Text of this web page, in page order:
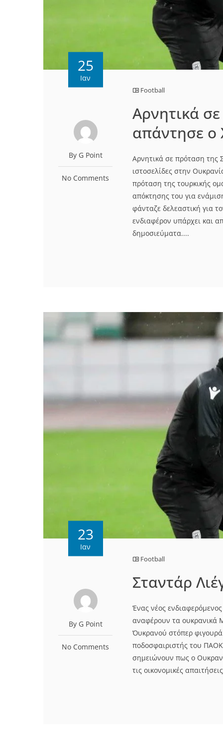
25
Ιαν
By G Point
No Comments
Football
Αρνητικά
απάντησε ο
Αρνητικά σε πρόταση της
ιστοσελίδες στην
πρόταση της τουρκικής
απόκτησης του για
φάνταζε δελεαστική για
ενδιαφέρον υπάρχει και
δημοσιεύματα....
23
Ιαν
By G Point
No Comments
Football
Σταντάρ
Ένας νέος
αναφέρουν τα ουκρανικά
Όυκρανού στόπερ
ποδοσφαιριστής του
σημειώνουν πως ο
τις οικονομικές